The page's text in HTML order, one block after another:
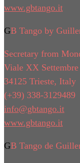
www.gbtango.it
GB Tango by
Secretary from
Viale XX
34125 Trieste, Italy
(+39) 338-3129489
info@gbtango.it
www.gbtango.it
GB Tango de